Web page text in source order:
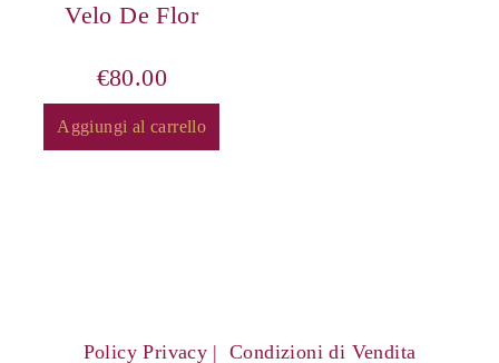
Velo De Flor
€80.00
Aggiungi al carrello
Policy Privacy Condizioni di Vendita